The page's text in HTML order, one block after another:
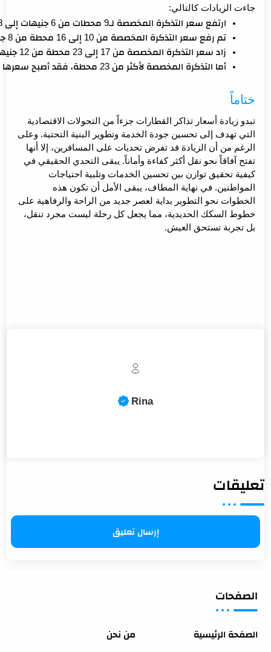
جاءت الزيادات كالتالي:
ارتفع سعر التذكرة المخصصة لـ9 محطات من 6 جنيهات إلى 8 جنيهات.
تم رفع سعر التذكرة المخصصة من 10 إلى 16 محطة من 8 جنيهات إلى 10 جنيهات.
زاد سعر التذكرة المخصصة من 17 إلى 23 محطة من 12 جنيهاً إلى 15 جنيهاً.
أما التذكرة المخصصة لأكثر من 23 محطة، فقد أصبح سعرها 20 جنيهاً.
ختاماً
تبدو زيادة أسعار تذاكر القطارات جزءاً من التحولات الاقتصادية
التي تهدف إلى تحسين جودة الخدمة وتطوير البنية التحتية. وعلى
الرغم من أن الزيادة قد تفرض تحديات على المسافرين، إلا أنها
تفتح آفاقاً نحو نقل أكثر كفاءة وأماناً. يبقى التحدي الحقيقي في
كيفية تحقيق توازن بين تحسين الخدمات وتلبية احتياجات
المواطنين. في نهاية المطاف، يبقى الأمل أن تكون هذه
الخطوات نحو التطوير بداية لعصر جديد من الراحة والرفاهية على
خطوط السكك الحديدية، مما يجعل كل رحلة ليست مجرد تنقل،
بل تجربة تستحق العيش.
تعليقات
إرسال تعليق
الصفحات
الصفحة الرئيسية من نحن